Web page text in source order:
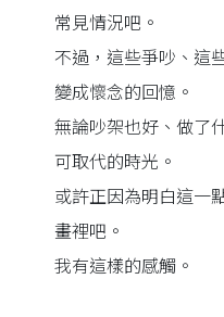
常見情況吧。
不過，這些爭吵、這
變成懷念的回憶。
無論吵架也好、做了
可取代的時光。
或許正因為明白這一
畫裡吧。
我有這樣的感觸。